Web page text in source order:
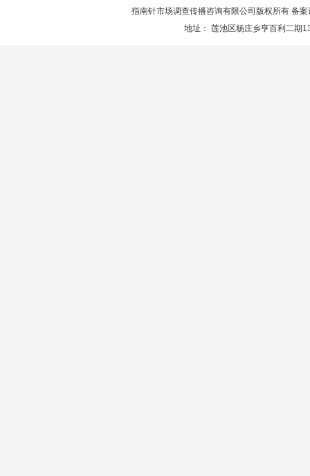
指南针市场调查传播咨询有限公司版权所有 备案
地址： 莲池区杨庄乡亨百利二